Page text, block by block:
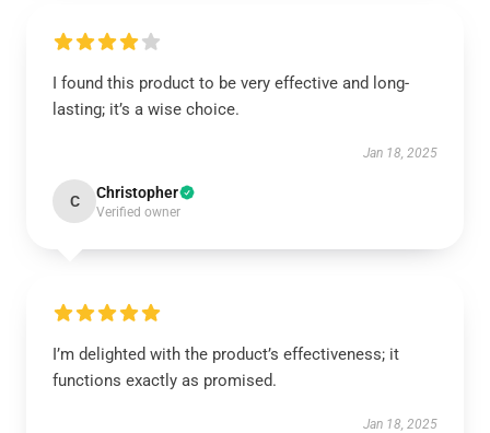
I found this product to be very effective and long-
lasting; it’s a wise choice.
Jan 18, 2025
C Christopher
Verified owner
I’m delighted with the product’s effectiveness; it
functions exactly as promised.
Jan 18, 2025